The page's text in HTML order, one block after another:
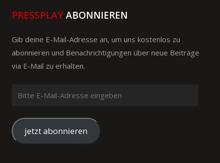
PRESSPLAYABONNIEREN
Gib deine E-Mail-Adresse an, um uns kostenlos zu
abonnieren und Benachrichtigungen über neue Beiträge
via E-Mail zu erhalten.
Mail-
Adresse
eingeben
jetzt abonnieren